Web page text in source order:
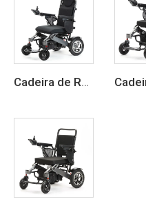
Cadeira de Rodas Elétrica Dobrável Leve em Liga de Alumínio